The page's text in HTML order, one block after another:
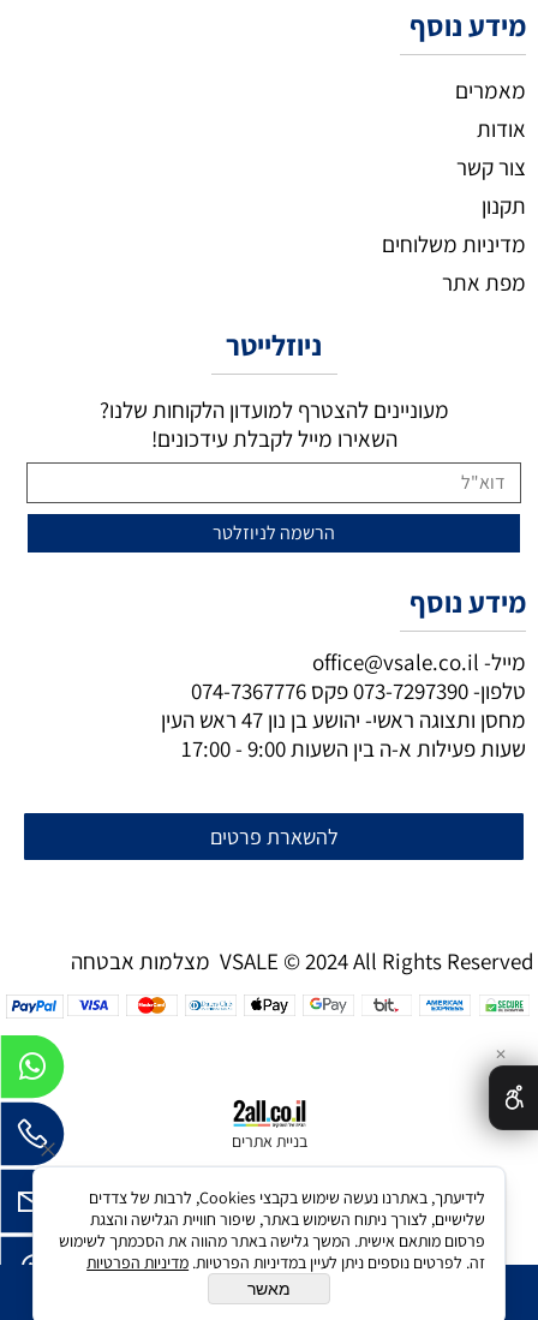
הוסף לסל
מידע נוסף
מאמרים
אודות
צור קשר
תקנון
מדיניות משלוחים
מפת אתר
ניוזלייטר
מעוניינים להצטרף למועדון הלקוחות שלנו?
השאירו מייל לקבלת עידכונים!
מידע נוסף
מייל- office@vsale.co.il
טלפון-073-7297390פקס 074-7367776
מחסן ותצוגה ראשי- יהושע בן נון 47 ראש העין
שעות פעילות א-ה בין השעות 9:00 - 17:00
להשארת פרטים
מצלמות אבטחה VSALE © 2024 All Rights Reserved
בניית אתרים
✕
לידיעתך, באתרנו נעשה שימוש בקבצי Cookies, לרבות של צדדים
שלישיים, לצורך ניתוח השימוש באתר, שיפור חוויית הגלישה והצגת
פרסום מותאם אישית. המשך גלישה באתר מהווה את הסכמתך לשימוש
זה. לפרטים נוספים ניתן לעיין במדיניות הפרטיות. מדיניות הפרטיות
מאשר